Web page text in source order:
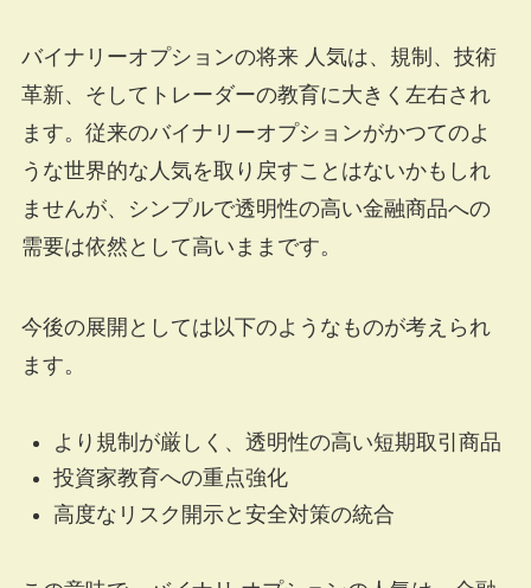
バイナリーオプションの将来 人気は、規制、技術
革新、そしてトレーダーの教育に大きく左右され
ます。従来のバイナリーオプションがかつてのよ
うな世界的な人気を取り戻すことはないかもしれ
ませんが、シンプルで透明性の高い金融商品への
需要は依然として高いままです。
今後の展開としては以下のようなものが考えられ
ます。
より規制が厳しく、透明性の高い短期取引商品
投資家教育への重点強化
高度なリスク開示と安全対策の統合